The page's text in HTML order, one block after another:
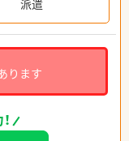
派遣
ります